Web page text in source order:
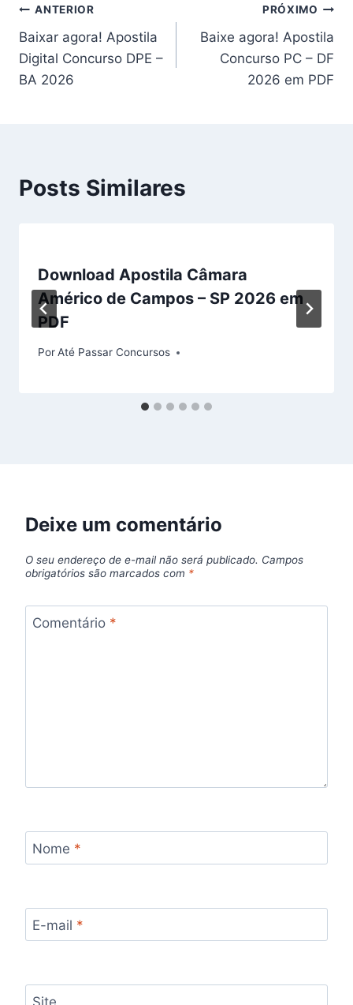
Navegação
de
Post
ANTERIOR
Baixar agora! Apostila
Digital Concurso DPE –
BA 2026
PRÓXIMO
Baixe agora! Apostila
Concurso PC – DF
2026 em PDF
Posts Similares
Download Apostila Câmara
Américo de Campos – SP 2026 em
PDF
PorAté Passar Concursos
Deixe um comentário
O seu endereço de e-mail não será publicado. Campos
obrigatórios são marcados com *
Comentário *
Nome *
E-mail *
Site